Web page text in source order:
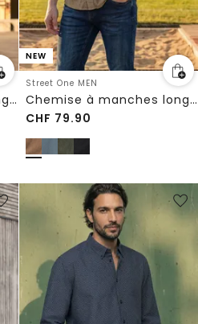
Chemise à manches longues en velours côtelé uni
NEW
Street One MEN
Chemise à manches longues en velours côtelé uni
CHF 79.90